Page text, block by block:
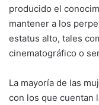
producido el
mantener a los
estatus alto, tales
cinematográfico o
La mayoría de las
con los que cuentan